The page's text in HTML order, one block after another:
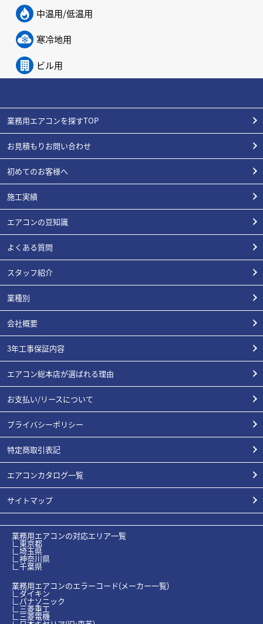
中温用/低温用
寒冷地用
ビル用
業務用エアコンを探すTOP
お見積もりお問い合わせ
初めてのお客様へ
施工実績
エアコンの豆知識
よくある質問
スタッフ紹介
業種別
会社概要
3年工事保証内容
エアコン総本店が選ばれる理由
お支払い/リースについて
プライバシーポリシー
特定商取引表記
エアコンカタログ一覧
サイトマップ
業務用エアコンの対応エリア一覧
∟東京都
∟埼玉県
∟神奈川県
∟千葉県
業務用エアコンのエラーコード(メーカー一覧)
∟ダイキン
∟パナソニック
∟三菱重工
∟三菱電機